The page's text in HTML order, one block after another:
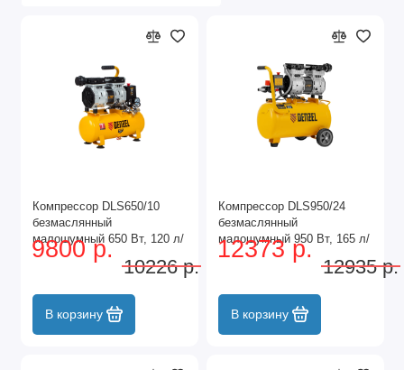
Компрессор DLS650/10
безмаслянный
малошумный 650 Вт, 120 л/
мин, ресивер 10 л Denzel
9800 р.
10226 р.
В корзину
Компрессор DLS950/24
безмаслянный
малошумный 950 Вт, 165 л/
мин, ресивер 24 л Denzel
12373 р.
12935 р.
В корзину